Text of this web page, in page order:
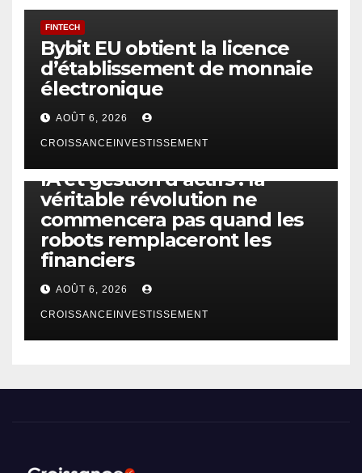
FINTECH
Bybit EU obtient la licence
d’établissement de monnaie
électronique
AOÛT 6, 2026
CROISSANCEINVESTISSEMENT
IA et gestion d’actifs : la
véritable révolution ne
commencera pas quand les
robots remplaceront les
financiers
AOÛT 6, 2026
CROISSANCEINVESTISSEMENT